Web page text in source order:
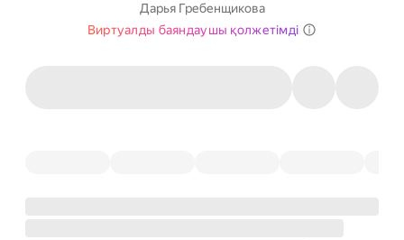
Дарья Гребенщикова
Виртуалды баяндаушы қолжетімді